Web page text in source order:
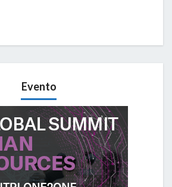
Evento